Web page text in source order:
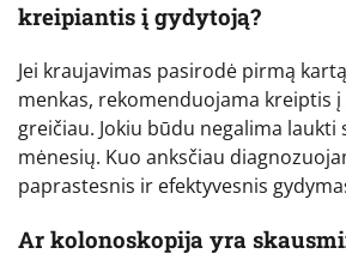
kreipiantis į gydytoją?
Jei kraujavimas pasirodė pirmą
menkas, rekomenduojama kreiptis
greičiau. Jokiu būdu negalima laukti
mėnesių. Kuo anksčiau
paprastesnis ir efektyvesnis
Ar kolonoskopija yra